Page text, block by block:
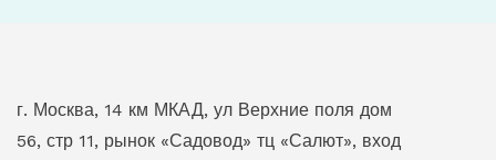
г. Москва, 14 км МКАД, ул Верхние поля дом
56, стр 11, рынок «Садовод» тц «Салют», вход